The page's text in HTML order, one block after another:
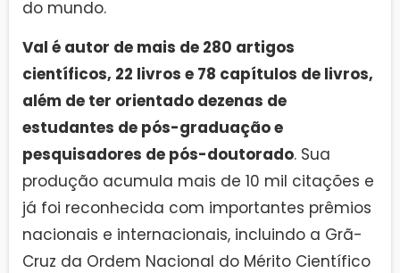
do mundo.
Val é autor de mais de 280 artigos
científicos, 22 livros e 78 capítulos de livros,
além de ter orientado dezenas de
estudantes de pós-graduação e
pesquisadores de pós-doutorado. Sua
produção acumula mais de 10 mil citações e
já foi reconhecida com importantes prêmios
nacionais e internacionais, incluindo a Grã-
Cruz da Ordem Nacional do Mérito Científico